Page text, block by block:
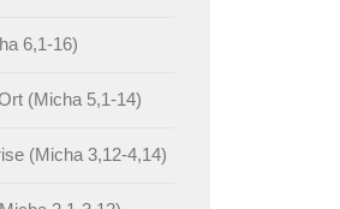
6,1-16)
(Micha 5,1-14)
(Micha 3,12-4,14)